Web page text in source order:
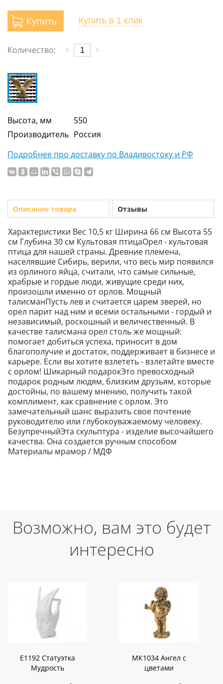
Купить Купить в 1 клик
Количество:
Высота, мм
550
Производитель Россия
Подробнее про доставку по Владивостоку и РФ
Описание товара Отзывы
Характеристики Вес 10,5 кг Ширина 66 см Высота 55
см Глубина 30 см Культовая птицаОрел - культовая
птица для нашей страны. Древние племена,
населявшие Сибирь, верили, что весь мир появился
из орлиного яйца, считали, что самые сильные,
храбрые и гордые люди, живущие среди них,
произошли именно от орлов. Мощный
талисманПусть лев и считается царем зверей, но
орел парит над ним и всеми остальными - гордый и
независимый, роскошный и величественный. В
качестве талисмана орел столь же мощный:
помогает добиться успеха, приносит в дом
благополучие и достаток, поддерживает в бизнесе и
карьере. Если вы хотите взлететь - взлетайте вместе
с орлом! Шикарный подарокЭто превосходный
подарок родным людям, близким друзьям, которые
достойны, по вашему мнению, получить такой
комплимент, как сравнение с орлом. Это
замечательный шанс выразить свое почтение
руководителю или глубокоуважаемому человеку.
БезупречныйЭта скульптура - изделие высочайшего
качества. Она создается ручным способом
Материалы мрамор / МДФ
Возможно, вам это будет
интересно
E1192 Статуэтка
Мудрость
МК1034 Ангел с
цветами